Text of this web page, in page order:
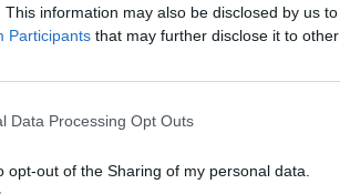
This information may also be disclosed by us
Participants that may further disclose it to
Data Processing Opt Outs
opt-out of the Sharing of my personal data.
το 2018 έως το 2021 όπου ήταν
σε μερικά επεισόδια
ΔΙΑΦΗΜΙΣΗ